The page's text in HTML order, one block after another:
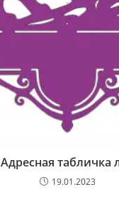
Адресная табличка
19.01.2023